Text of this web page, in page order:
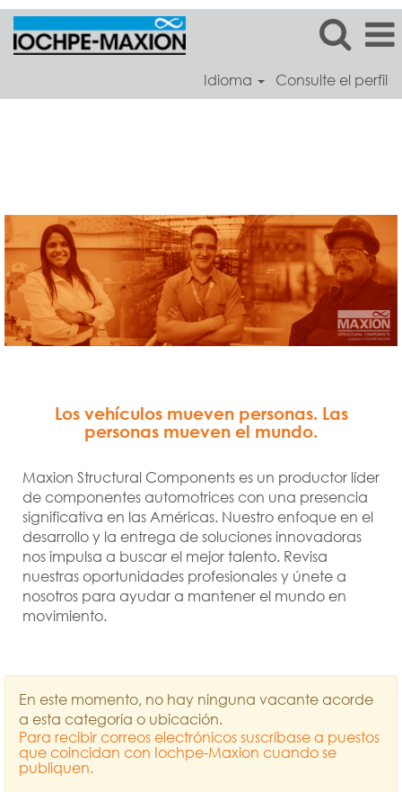
Idioma Consulte el perfil
Los vehículos mueven personas. Las
personas mueven el mundo.
Maxion Structural Components es un productor líder
de componentes automotrices con una presencia
significativa en las Américas. Nuestro enfoque en el
desarrollo y la entrega de soluciones innovadoras
nos impulsa a buscar el mejor talento. Revisa
nuestras oportunidades profesionales y únete a
nosotros para ayudar a mantener el mundo en
movimiento.
En este momento, no hay ninguna vacante acorde
a esta categoría o ubicación.
Para recibir correos electrónicos suscríbase a puestos
que coincidan con Iochpe-Maxion cuando se
publiquen.